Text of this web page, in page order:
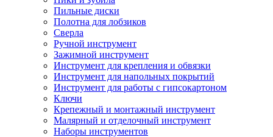
Пильные диски
Полотна для лобзиков
Сверла
Ручной инструмент
Зажимной инструмент
Инструмент для крепления и обвязки
Инструмент для напольных покрытий
Инструмент для работы с гипсокартоном
Ключи
Крепежный и монтажный инструмент
Малярный и отделочный инструмент
Наборы инструментов